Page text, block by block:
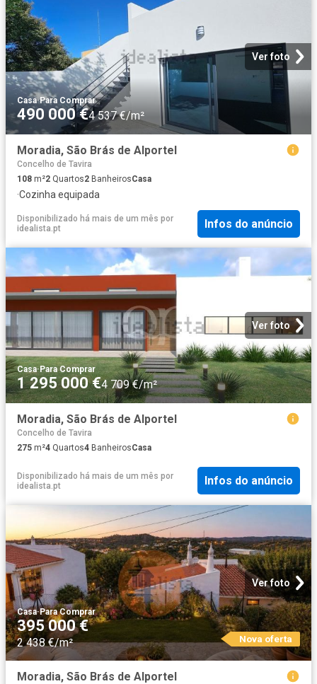
Ver foto
Casa·Para Comprar
490 000 €4 537 €/m²
Moradia, São Brás de Alportel
Concelho de Tavira
108 m²2 Quartos2 BanheirosCasa
·Cozinha equipada
Disponibilizado há mais de um mês por
idealista.pt
Infos do anúncio
Ver foto
Casa·Para Comprar
1 295 000 €4 709 €/m²
Moradia, São Brás de Alportel
Concelho de Tavira
275 m²4 Quartos4 BanheirosCasa
Disponibilizado há mais de um mês por
idealista.pt
Infos do anúncio
Ver foto
Casa·Para Comprar
395 000 €
2 438 €/m² Nova oferta
Moradia, São Brás de Alportel